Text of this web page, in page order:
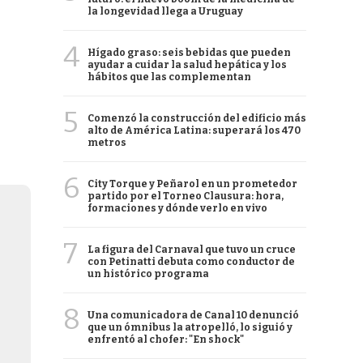
la longevidad llega a Uruguay
4
Hígado graso: seis bebidas que pueden
ayudar a cuidar la salud hepática y los
hábitos que las complementan
5
Comenzó la construcción del edificio más
alto de América Latina: superará los 470
metros
6
City Torque y Peñarol en un prometedor
partido por el Torneo Clausura: hora,
formaciones y dónde verlo en vivo
7
La figura del Carnaval que tuvo un cruce
con Petinatti debuta como conductor de
un histórico programa
8
Una comunicadora de Canal 10 denunció
que un ómnibus la atropelló, lo siguió y
enfrentó al chofer: "En shock"